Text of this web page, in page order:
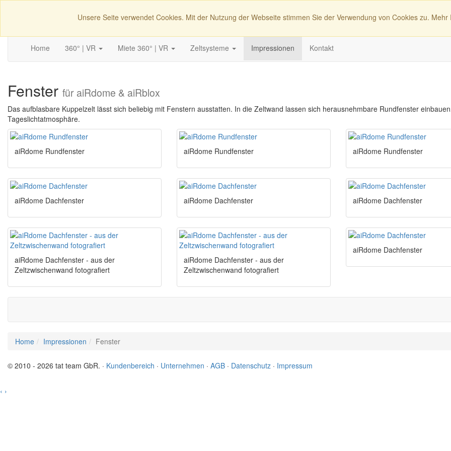
structures.de
Home 360° | VR Miete 360° | VR Zeltsysteme Impressionen Kontakt
Fenster für aiRdome & aiRblox
Das aufblasbare Kuppelzelt lässt sich beliebig mit Fenstern ausstatten. In die Zeltwand lassen sich herausnehmbare Rundfenster
Tageslichtatmosphäre.
aiRdome Rundfenster aiRdome Rundfenster aiRdome Rundfenster
aiRdome Dachfenster aiRdome Dachfenster aiRdome Dachfenster
aiRdome Dachfenster - aus der
Zeltzwischenwand fotografiert
aiRdome Dachfenster - aus der
Zeltzwischenwand fotografiert
aiRdome Dachfenster
Home Impressionen Fenster
© 2010 - 2026 tat team GbR. · Kundenbereich · Unternehmen · AGB · Datenschutz · Impressum
‹ ›
Unsere Seite verwendet Cookies. Mit der Nutzung der Webseite stimmen Sie der Verwendung von Cookies zu.